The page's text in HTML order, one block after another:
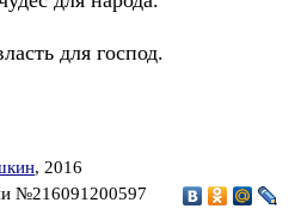
для господ.
, 2016
№216091200597